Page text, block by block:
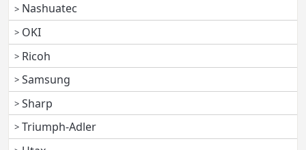
Nashuatec
OKI
Ricoh
Samsung
Sharp
Triumph-Adler